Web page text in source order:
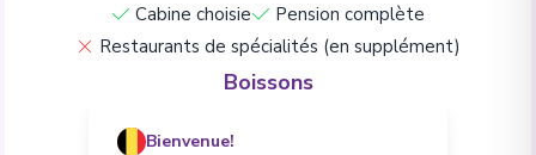
Cabine choisie
Pension complète
Restaurants de spécialités (en supplément)
Boissons
Bienvenue!